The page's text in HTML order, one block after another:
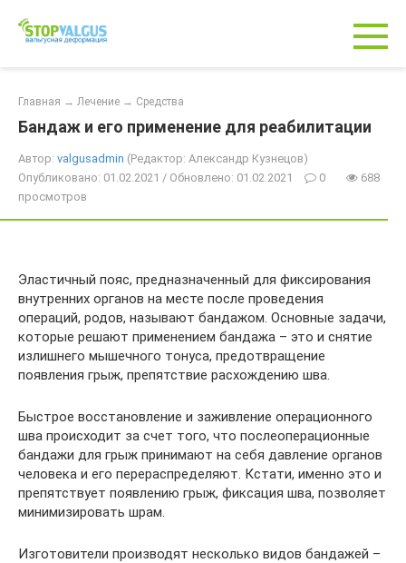
контенту
Главная → Лечение → Средства
Бандаж и его применение для реабилитации
Автор: valgusadmin (Редактор: Александр Кузнецов)
Опубликовано: 01.02.2021 / Обновлено: 01.02.2021
0
688
просмотров
Эластичный пояс, предназначенный для фиксирования
внутренних органов на месте после проведения
операций, родов, называют бандажом. Основные задачи,
которые решают применением бандажа – это и снятие
излишнего мышечного тонуса, предотвращение
появления грыж, препятствие расхождению шва.
Быстрое восстановление и заживление операционного
шва происходит за счет того, что послеоперационные
бандажи для грыж принимают на себя давление органов
человека и его перераспределяют. Кстати, именно это и
препятствует появлению грыж, фиксация шва, позволяет
минимизировать шрам.
Изготовители производят несколько видов бандажей –